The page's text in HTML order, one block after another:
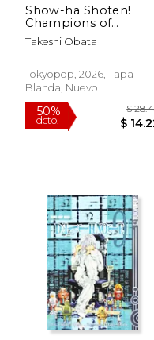
50%
dcto. $
Show-ha Shoten!
Champions of
Comedy 01 (en
Alemán)
Takeshi Obata
Tokyopop, 2026, Tapa
Blanda, Nuevo